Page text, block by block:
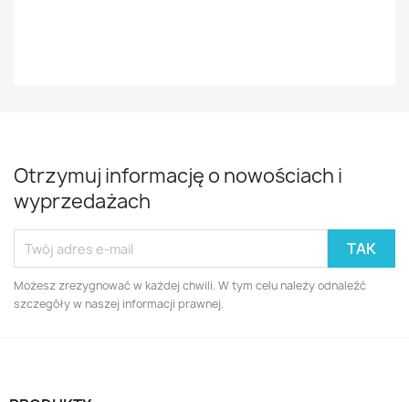
Otrzymuj informację o nowościach i
wyprzedażach
Możesz zrezygnować w każdej chwili. W tym celu należy odnaleźć
szczegóły w naszej informacji prawnej.